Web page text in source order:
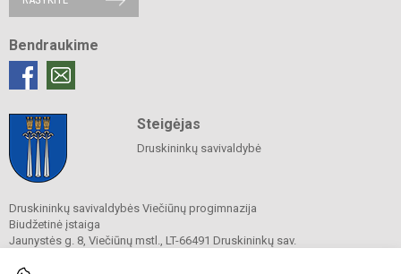
Bendraukime
Steigėjas
Druskininkų savivaldybė
Druskininkų savivaldybės Viečiūnų progimnazija
Biudžetinė įstaiga
Jaunystės g. 8, Viečiūnų mstl., LT-66491 Druskininkų sav.